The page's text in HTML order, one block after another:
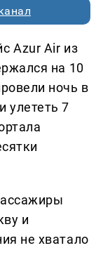
Azur Air из
на 10
ночь в
улететь 7
и
не хватало